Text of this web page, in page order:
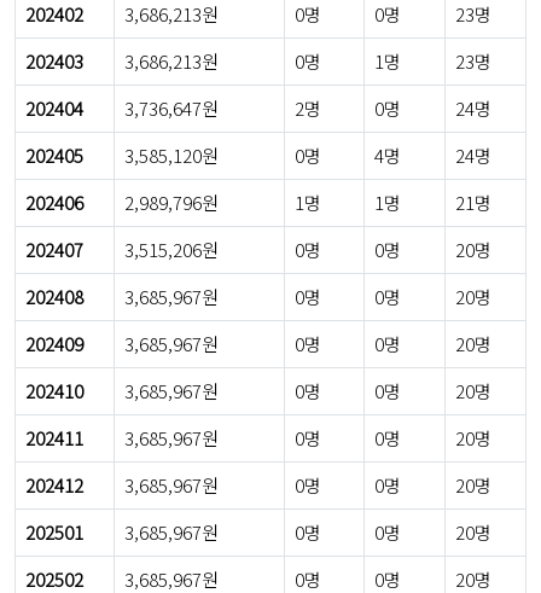
202402
3,686,213원 0명 0명
23명
202403
3,686,213원 0명 1명
23명
202404
3,736,647원 2명 0명
24명
202405
3,585,120원 0명 4명
24명
202406
2,989,796원 1명 1명
21명
202407
3,515,206원 0명 0명
20명
202408
3,685,967원 0명 0명
20명
202409
3,685,967원 0명 0명
20명
202410
3,685,967원 0명 0명
20명
202411
3,685,967원 0명 0명
20명
202412
3,685,967원 0명 0명
20명
202501
3,685,967원 0명 0명
20명
202502
3,685,967원 0명 0명
20명